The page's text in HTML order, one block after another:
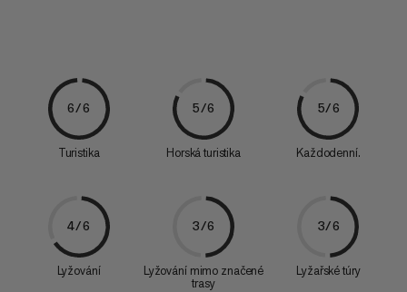
6/6
Turistika
5/6
Horská turistika
5/6
Každodenní.
4/6
Lyžování
3/6
Lyžování mimo značené
trasy
3/6
Lyžařské túry